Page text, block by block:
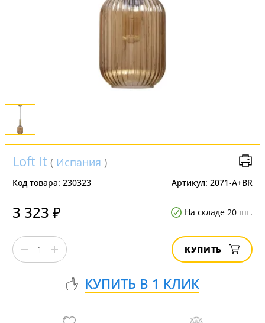
Loft It ( Испания )
Код товара: 230323 Артикул: 2071-A+BR
3 323 ₽ На складе 20 шт.
КУПИТЬ